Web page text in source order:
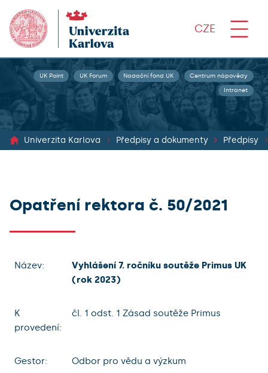
CZE
UK Point UK Forum Nadační fond UK Centrum nápovědy
Intranet
Univerzita Karlova Předpisy a dokumenty Předpisy
Opatření rektora č. 50/2021
Název:
Vyhlášení 7. ročníku soutěže Primus UK
(rok 2023)
K
provedení:
čl. 1 odst. 1 Zásad soutěže Primus
Gestor: Odbor pro vědu a výzkum